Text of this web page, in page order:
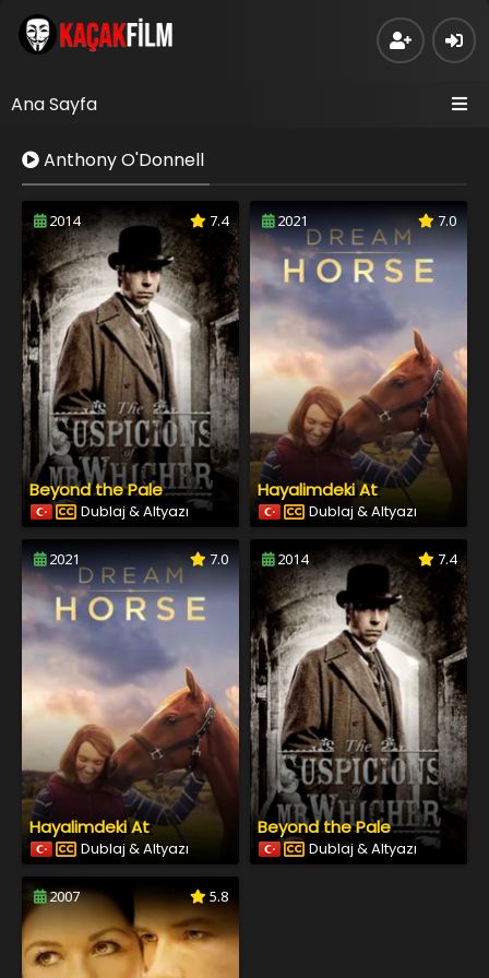
Ana Sayfa
Anthony O'Donnell
2014 7.4
Beyond the Pale
Dublaj & Altyazı
2021 7.0
Hayalimdeki At
Dublaj & Altyazı
2021 7.0
Hayalimdeki At
Dublaj & Altyazı
2014 7.4
Beyond the Pale
Dublaj & Altyazı
2007 5.8